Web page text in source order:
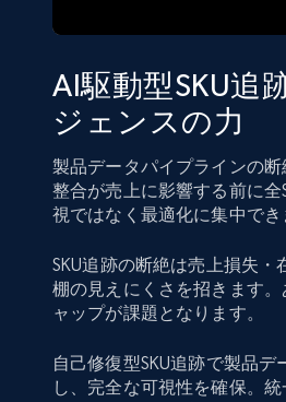
AI駆動型SKU追
ジェンスの力
製品データパイプラインの
整合が売上に影響する前に全
視ではなく最適化に集中でき
SKU追跡の断絶は売上損失・
棚の見えにくさを招きます
ャップが課題となります。
自己修復型SKU追跡で製品デ
し、完全な可視性を確保。